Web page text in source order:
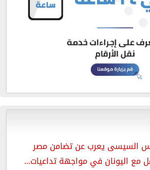
السيسى يعرب عن تضامن مصر
مع اليونان في مواجهة تداعيات...